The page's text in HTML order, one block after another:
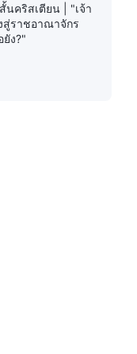
สบการณ์คริสตชน:
เก็บตัวของฉันไม่
ต่อไป
นคริสเตียน | "เจ้า
สู่ราชอาณาจักร
ง?"